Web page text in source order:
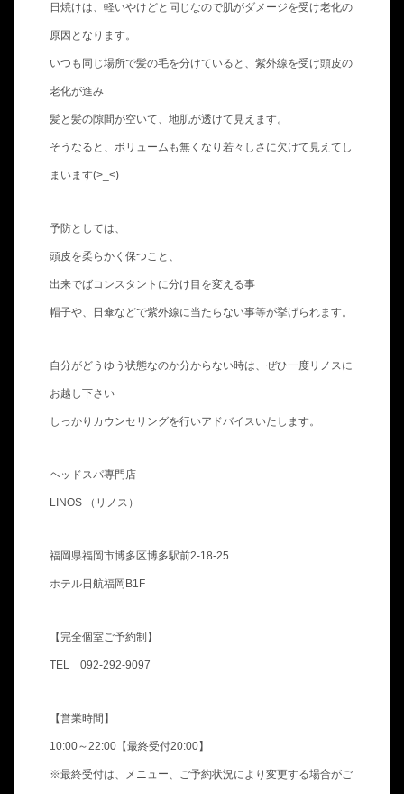
日焼けは、軽いやけどと同じなので肌がダメージを受け老化の
原因となります。
いつも同じ場所で髪の毛を分けていると、紫外線を受け頭皮の
老化が進み
髪と髪の隙間が空いて、地肌が透けて見えます。
そうなると、ボリュームも無くなり若々しさに欠けて見えてし
まいます(>_<)
予防としては、
頭皮を柔らかく保つこと、
出来でばコンスタントに分け目を変える事
帽子や、日傘などで紫外線に当たらない事等が挙げられます。
自分がどうゆう状態なのか分からない時は、ぜひ一度リノスに
お越し下さい
しっかりカウンセリングを行いアドバイスいたします。
ヘッドスパ専門店
LINOS （リノス）
福岡県福岡市博多区博多駅前2-18-25
ホテル日航福岡B1F
【完全個室ご予約制】
TEL 092-292-9097
【営業時間】
10:00～22:00【最終受付20:00】
※最終受付は、メニュー、ご予約状況により変更する場合がご